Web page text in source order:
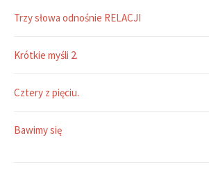
Trzy słowa odnośnie RELACJI
Krótkie myśli 2.
Cztery z pięciu.
Bawimy się